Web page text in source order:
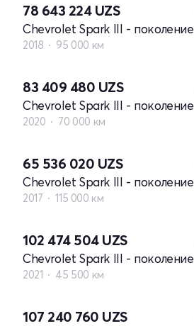
78 643 224 UZS
Chevrolet Spark III - поколение
2018 95 000 км
83 409 480 UZS
Chevrolet Spark III - поколение
2020 70 000 км
65 536 020 UZS
Chevrolet Spark III - поколение
2017 115 000 км
102 474 504 UZS
Chevrolet Spark III - поколение
2021 45 500 км
107 240 760 UZS